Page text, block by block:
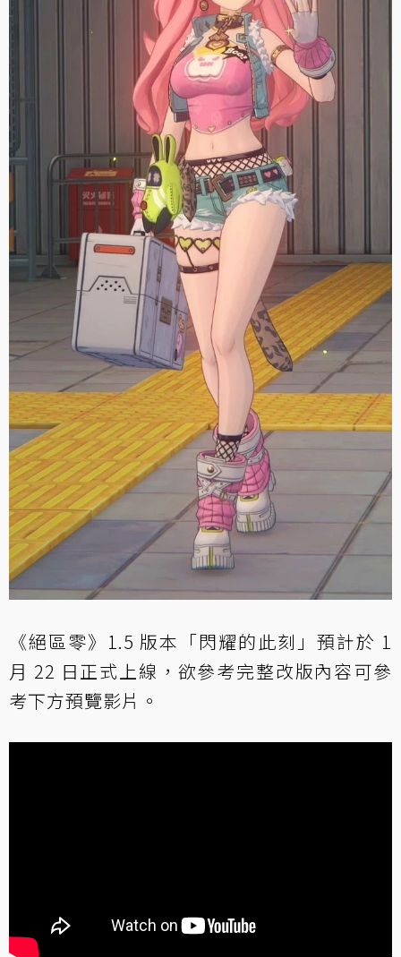
《絕區零》1.5 版本「閃耀的此刻」預計於 1
月 22 日正式上線，欲參考完整改版內容可參
考下方預覽影片。